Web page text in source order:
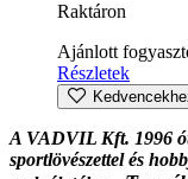
Raktáron
Ajánlott
Részletek
A VADVIL Kft. 1996
sportlövészettel és